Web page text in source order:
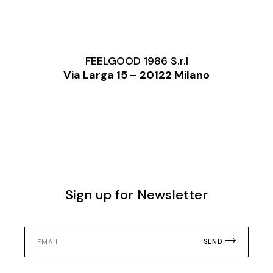
FEELGOOD 1986 S.r.l
Via Larga 15 – 20122 Milano
Sign up for Newsletter
SEND